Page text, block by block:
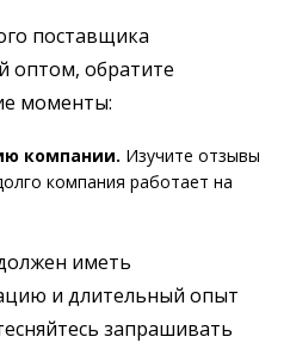
поставщика
оптом, обратите
моменты:
компании. Изучите отзывы
компания работает на
иметь
и длительный опыт
запрашивать